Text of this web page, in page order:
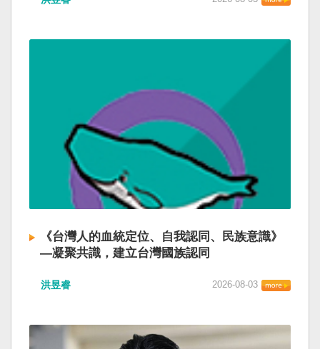
《台灣人的血統定位、自我認同、民族意識》
—凝聚共識，建立台灣國族認同
洪昱睿 2026-08-03